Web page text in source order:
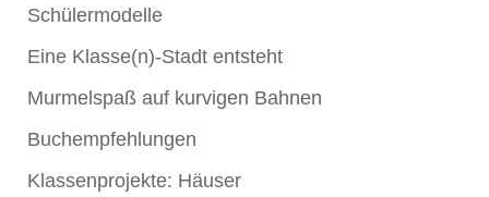
Schülermodelle
Eine Klasse(n)-Stadt entsteht
Murmelspaß auf kurvigen Bahnen
Buchempfehlungen
Klassenprojekte: Häuser